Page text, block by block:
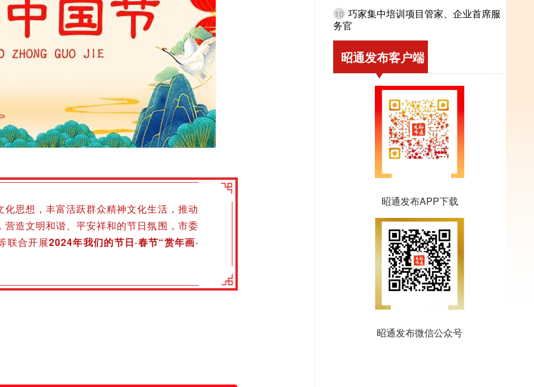
思想，丰富活跃群众精神文化生活，推动
造文明和谐、平安祥和的节日氛围，市委
联合开展2024年我们的节日·春节“赏年画·
10 巧家集中培训项目管家、企业首席服
务官
昭通发布客户端
昭通发布APP下载
昭通发布微信公众号